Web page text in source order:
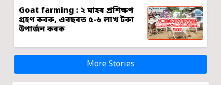
Goat farming : ২ মাহৰ প্ৰশিক্ষণ
গ্ৰহণ কৰক, এবছৰত ৫-৬ লাখ টকা
উপাৰ্জন কৰক
More Stories